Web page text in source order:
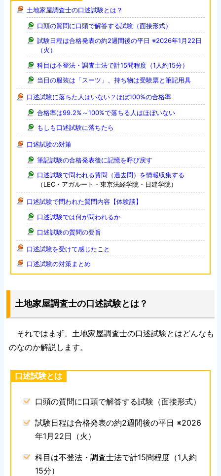
土地家屋調査士の口述試験とは？
口頭の質問に口頭で解答する試験（面接形式）
試験日程は合格発表の約2週間後の平日 ※2026年1月22日
（火）
科目は不登法・調査士法で計15問程度（1人約15分）
当日の服装は「スーツ」、持ち物は受験票と筆記用具
口述試験に落ちた人はいない？ほぼ100%の合格率
合格率は99.2%～100%で落ちる人はほぼいない
もしも口述試験に落ちたら
口述試験の対策
筆記試験の合格発表後に記憶を呼び戻す
口述試験で問われる質問（過去問）を情報収集する
（LEC・アガルート・東京法経学院・日建学院）
口述試験で問われた質問内容【体験談】
口述試験では何が問われるか
口述試験の質問の要旨
口述試験を受けて感じたこと
口述試験の対策まとめ
土地家屋調査士の口述試験とは？
それではまず、土地家屋調査士の口述試験とはどんなも
のなのか解説します。
口述試験とは
口頭の質問に口頭で解答する試験（面接形式）
試験日程は合格発表の約2週間後の平日 ※2026
年1月22日（火）
科目は不登法・調査士法で計15問程度（1人約
15分）